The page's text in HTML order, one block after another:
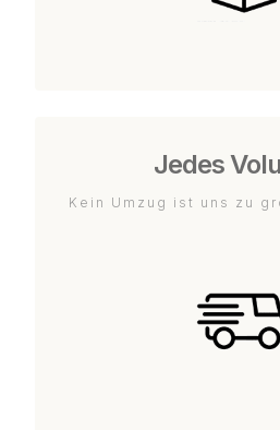
Jedes
Kein Umzug ist uns zu